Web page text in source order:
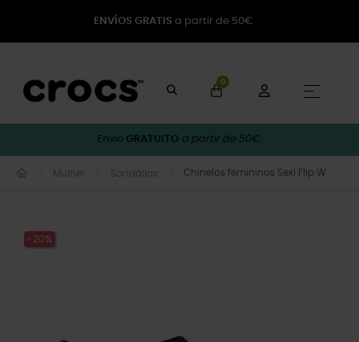
ENVÍOS GRATIS a partir de 50€
0
☰
Envio GRATUITO a partir de 50€.
Mulher Sandálias Chinelos femininos Sexi Flip W
-20%